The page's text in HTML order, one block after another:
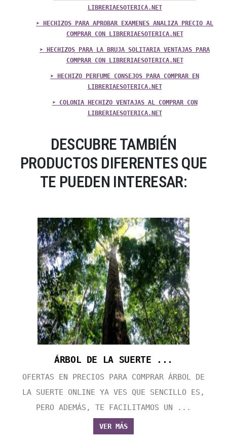
LIBRERIAESOTERICA.NET
➤ HECHIZOS PARA APROBAR EXAMENES ANALIZA PRECIO AL
COMPRAR CON LIBRERIAESOTERICA.NET
➤ HECHIZOS PARA LA BRUJA SOLITARIA VENTAJAS PARA
COMPRAR CON LIBRERIAESOTERICA.NET
➤ HECHIZO PERFUME CONSEJOS PARA COMPRAR EN
LIBRERIAESOTERICA.NET
➤ COLONIA HECHIZO VENTAJAS AL COMPRAR CON
LIBRERIAESOTERICA.NET
DESCUBRE TAMBIÉN
PRODUCTOS DIFERENTES QUE
TE PUEDEN INTERESAR:
ÁRBOL DE LA SUERTE ...
OFERTAS EN PRECIOS PARA COMPRAR ÁRBOL DE
LA SUERTE ONLINE YA VES QUE SENCILLO ES,
PERO ADEMÁS, TE FACILITAMOS UN ...
VER MÁS